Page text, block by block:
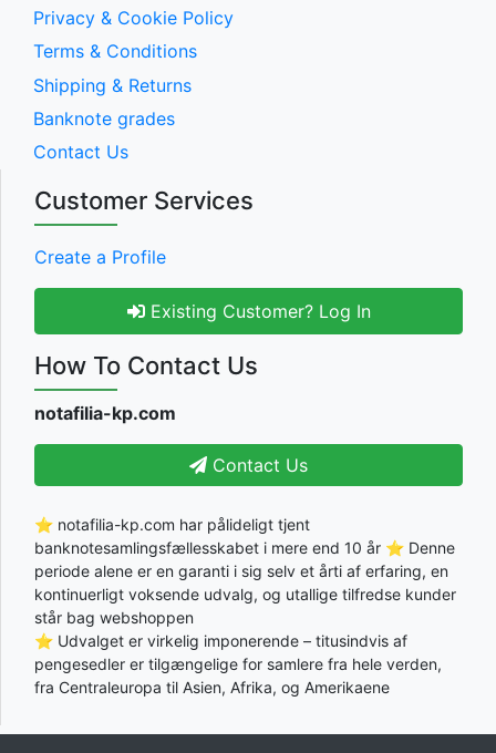
Privacy & Cookie Policy
Terms & Conditions
Shipping & Returns
Banknote grades
Contact Us
Customer Services
Create a Profile
Existing Customer? Log In
How To Contact Us
notafilia-kp.com
Contact Us
⭐ notafilia-kp.com har pålideligt tjent
banknotesamlingsfællesskabet i mere end 10 år ⭐ Denne
periode alene er en garanti i sig selv et årti af erfaring, en
kontinuerligt voksende udvalg, og utallige tilfredse kunder
står bag webshoppen
⭐ Udvalget er virkelig imponerende – titusindvis af
pengesedler er tilgængelige for samlere fra hele verden,
fra Centraleuropa til Asien, Afrika, og Amerikaene